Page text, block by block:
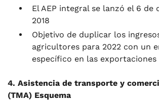
El AEP integral se lanzó el 6 de
2018
Objetivo de duplicar los
agricultores para 2022 con un
específico en las exportaciones
4. Asistencia de transporte y
(TMA) Esquema